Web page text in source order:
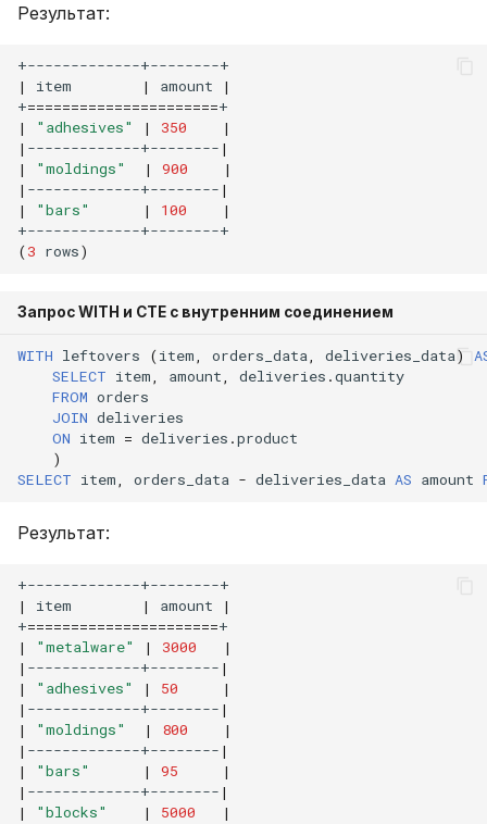
Результат:
|
item | amount
|
+======================
|
"adhesives" | 350
|
| -------------+-------- |
|
"moldings" | 900
|
| -------------+-------- |
|
"bars" | 100
|
(3 rows)
Запрос WITH и CTE с внутренним соединением
WITH leftovers (item, orders_data, deliveries_data)
SELECT item, amount, deliveries .quantity
FROM orders
JOIN deliveries
ON item = deliveries .product
)
SELECT item, orders_data - deliveries_data AS amount
Результат:
|
item | amount
|
+======================
|
"metalware" | 3000
|
| -------------+-------- |
|
"adhesives" | 50
|
| -------------+-------- |
|
"moldings" | 800
|
| -------------+-------- |
|
"bars" | 95
|
| -------------+-------- |
|
"blocks" | 5000
|